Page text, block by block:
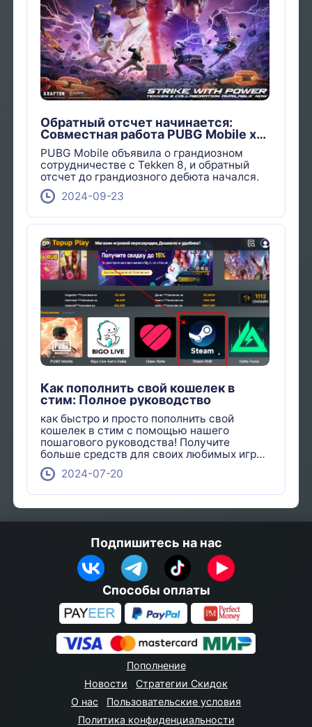
Обратный отсчет начинается:
Совместная работа PUBG Mobile x
Tekken 8 почти завершена!
PUBG Mobile объявила о грандиозном
сотрудничестве с Tekken 8, и обратный
отсчет до грандиозного дебюта начался.
2024-09-23
Как пополнить свой кошелек в
стим: Полное руководство
как быстро и просто пополнить свой
кошелек в стим с помощью нашего
пошагового руководства! Получите
больше средств для своих любимых игр
уже сегодня.
2024-07-20
Подпишитесь на нас
Способы оплаты
Пополнение
Новости
Стратегии Скидок
О нас
Пользовательские условия
Политика конфиденциальности